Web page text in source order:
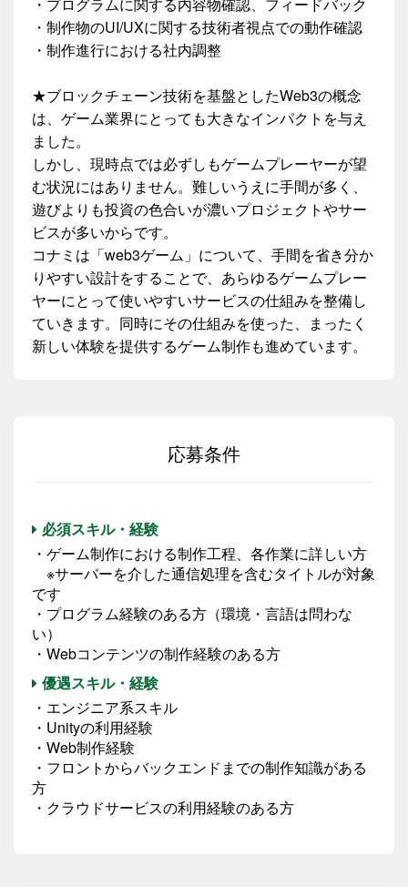
・制作物のUI/UXに関する技術者視点での動作確認
・制作進行における社内調整
★ブロックチェーン技術を基盤としたWeb3の概念
は、ゲーム業界にとっても大きなインパクトを与え
ました。
しかし、現時点では必ずしもゲームプレーヤーが望
む状況にはありません。難しいうえに手間が多く、
遊びよりも投資の色合いが濃いプロジェクトやサー
ビスが多いからです。
コナミは「web3ゲーム」について、手間を省き分か
りやすい設計をすることで、あらゆるゲームプレー
ヤーにとって使いやすいサービスの仕組みを整備し
ていきます。同時にその仕組みを使った、まったく
新しい体験を提供するゲーム制作も進めています。
応募条件
必須スキル・経験
・ゲーム制作における制作工程、各作業に詳しい方
※サーバーを介した通信処理を含むタイトルが対象
です
・プログラム経験のある方（環境・言語は問わな
い）
・Webコンテンツの制作経験のある方
優遇スキル・経験
・エンジニア系スキル
・Unityの利用経験
・Web制作経験
・フロントからバックエンドまでの制作知識がある
方
・クラウドサービスの利用経験のある方